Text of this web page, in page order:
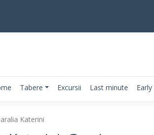
Tabere Excursii Last minute
Katerini